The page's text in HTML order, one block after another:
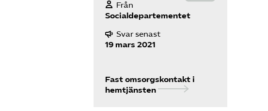
Medlemskap
Våra frågor
Från
Socialdepartementet
Svar senast
19 mars 2021
Fast omsorgskontakt i
hemtjänsten